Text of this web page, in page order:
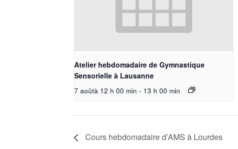
Atelier hebdomadaire de Gymnastique
Sensorielle à Lausanne
7 aoûtà 12 h 00 min - 13 h 00 min
Cours hebdomadaire d’AMS à Lourdes